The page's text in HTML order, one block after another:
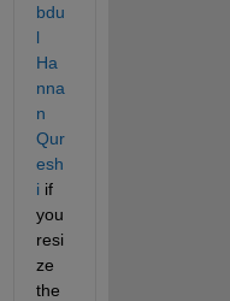
bdu
l
Ha
nna
n
Qur
esh
i if
you
resi
ze
the